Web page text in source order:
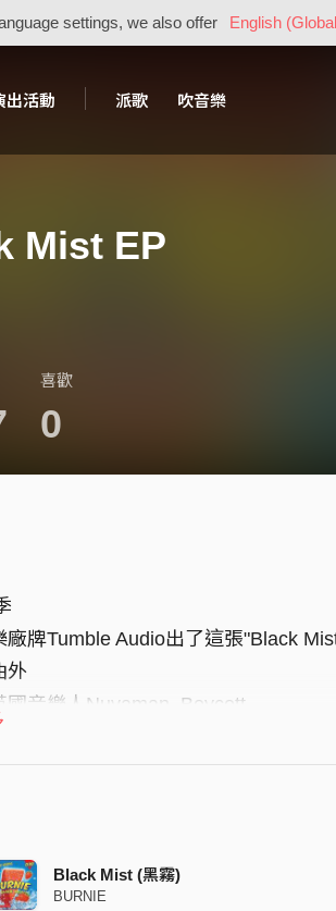
settings, we also offer English
出活動 派歌 吹音樂
Mist EP
喜歡
0
廠牌Tumble Audio出了這張"Black
外
國音樂人Nuvaman, Boycott
羅馬Lorenzo BITW製作的Remix版本 !!
Rinse FM, Sub FM, Selecta UK,
030
Mist EP
Black Mist (黑霧)
BURNIE